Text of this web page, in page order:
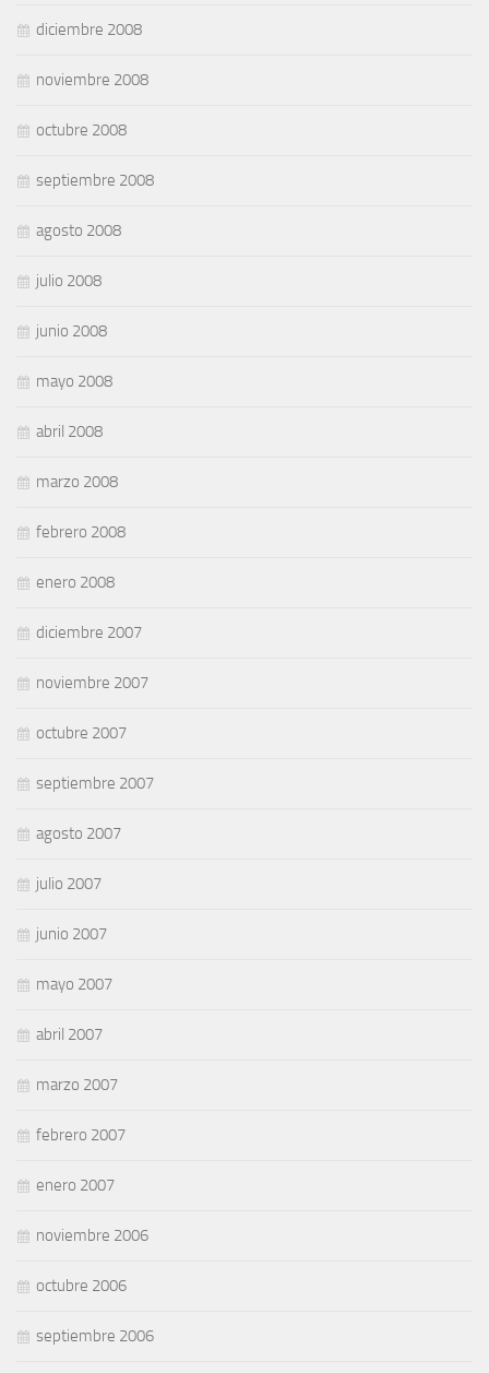
diciembre 2008
noviembre 2008
octubre 2008
septiembre 2008
agosto 2008
julio 2008
junio 2008
mayo 2008
abril 2008
marzo 2008
febrero 2008
enero 2008
diciembre 2007
noviembre 2007
octubre 2007
septiembre 2007
agosto 2007
julio 2007
junio 2007
mayo 2007
abril 2007
marzo 2007
febrero 2007
enero 2007
noviembre 2006
octubre 2006
septiembre 2006